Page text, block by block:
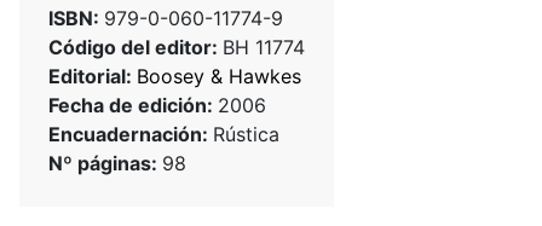
ISBN: 979-0-060-11774-9
Código del editor: BH 11774
Editorial: Boosey & Hawkes
Fecha de edición: 2006
Encuadernación: Rústica
Nº páginas: 98